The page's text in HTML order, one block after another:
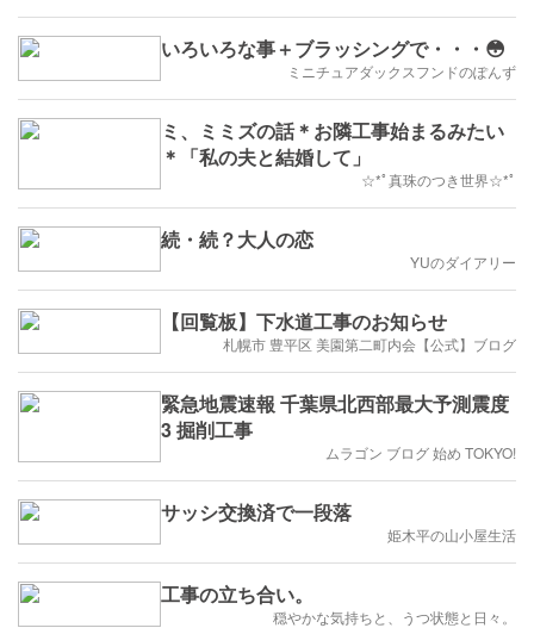
いろいろな事＋ブラッシングで・・・😳
ミニチュアダックスフンドのぽんず
ミ、ミミズの話＊お隣工事始まるみたい
＊「私の夫と結婚して」
☆*ﾟ真珠のつき世界☆*ﾟ
続・続？大人の恋
YUのダイアリー
【回覧板】下水道工事のお知らせ
札幌市 豊平区 美園第二町内会【公式】ブログ
緊急地震速報 千葉県北西部最大予測震度
3 掘削工事
ムラゴン ブログ 始め TOKYO!
サッシ交換済で一段落
姫木平の山小屋生活
工事の立ち合い。
穏やかな気持ちと、うつ状態と日々。